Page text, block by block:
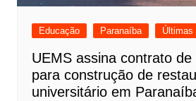
Educação Paranaíba Últimas
UEMS assina contrato de
para construção de
universitário em